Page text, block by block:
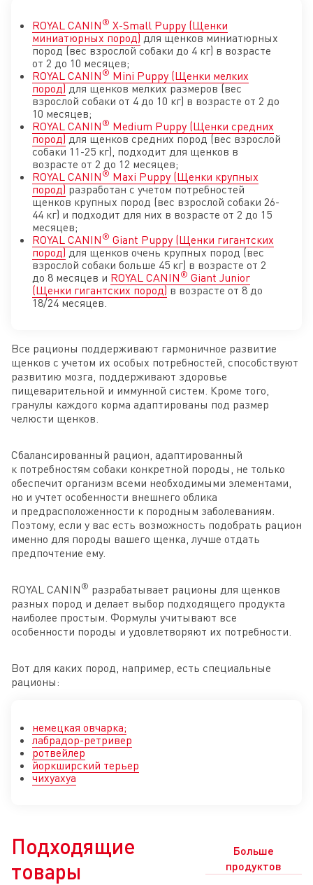
ROYAL CANIN ® X-Small Puppy (Щенки
миниатюрных пород) для щенков миниатюрных
пород (вес взрослой собаки до 4 кг) в возрасте
от 2 до 10 месяцев;
ROYAL CANIN ® Mini Puppy (Щенки мелких
пород) для щенков мелких размеров (вес
взрослой собаки от 4 до 10 кг) в возрасте от 2 до
10 месяцев;
ROYAL CANIN ® Medium Puppy (Щенки средних
пород) для щенков средних пород (вес взрослой
собаки 11-25 кг), подходит для щенков в
возрасте от 2 до 12 месяцев;
ROYAL CANIN ® Maxi Puppy (Щенки крупных
пород) разработан с учетом потребностей
щенков крупных пород (вес взрослой собаки 26-
44 кг) и подходит для них в возрасте от 2 до 15
месяцев;
ROYAL CANIN ® Giant Puppy (Щенки гигантских
пород) для щенков очень крупных пород (вес
взрослой собаки больше 45 кг) в возрасте от 2
до 8 месяцев и ROYAL CANIN ® Giant Junior
(Щенки гигантских пород) в возрасте от 8 до
18/24 месяцев.
Все рационы поддерживают гармоничное развитие
щенков с учетом их особых потребностей, способствуют
развитию мозга, поддерживают здоровье
пищеварительной и иммунной систем. Кроме того,
гранулы каждого корма адаптированы под размер
челюсти щенков.
Сбалансированный рацион, адаптированный
к потребностям собаки конкретной породы, не только
обеспечит организм всеми необходимыми элементами,
но и учтет особенности внешнего облика
и предрасположенности к породным заболеваниям.
Поэтому, если у вас есть возможность подобрать рацион
именно для породы вашего щенка, лучше отдать
предпочтение ему.
ROYAL CANIN ® разрабатывает рационы для щенков
разных пород и делает выбор подходящего продукта
наиболее простым. Формулы учитывают все
особенности породы и удовлетворяют их потребности.
Вот для каких пород, например, есть специальные
рационы:
немецкая овчарка;
лабрадор-ретривер
ротвейлер
йоркширский терьер
чихуахуа
Подходящие
товары
Больше
продуктов